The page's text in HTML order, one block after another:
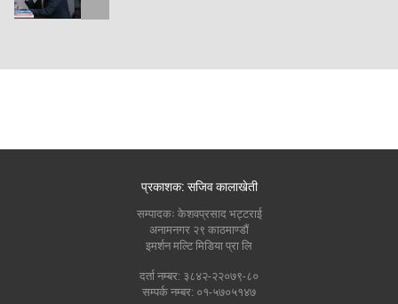
प्रकाशक: सजिव कालाखेती
सम्पादकः केशवप्रसाद भट्टराई
अनामनगर २९ काठमाण्डौं
इमर्शन मल्टि मिडिया प्रा लि
दर्ता नम्बर: ३८४२-२२०७९-८०
सम्पर्क नम्बर: ०१-५७०५१४७